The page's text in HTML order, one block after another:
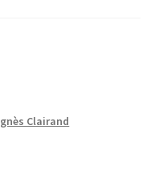
Clairand